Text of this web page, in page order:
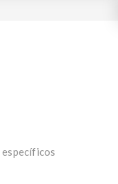
específicos